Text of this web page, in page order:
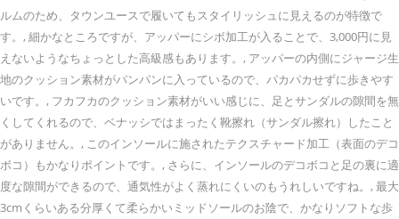
ルムのため、タウンユースで履いてもスタイリッシュに見えるのが特徴で
す。, 細かなところですが、アッパーにシボ加工が入ることで、3,000円に見
えないようなちょっとした高級感もあります。, アッパーの内側にジャージ生
地のクッション素材がパンパンに入っているので、パカパカせずに歩きやす
いです。, フカフカのクッション素材がいい感じに、足とサンダルの隙間を無
くしてくれるので、ベナッシではまったく靴擦れ（サンダル擦れ）したこと
がありません。, このインソールに施されたテクスチャード加工（表面のデコ
ボコ）もかなりポイントです。, さらに、インソールのデコボコと足の裏に適
度な隙間ができるので、通気性がよく蒸れにくいのもうれしいですね。, 最大
3cmくらいある分厚くて柔らかいミッドソールのお陰で、かなりソフトな歩